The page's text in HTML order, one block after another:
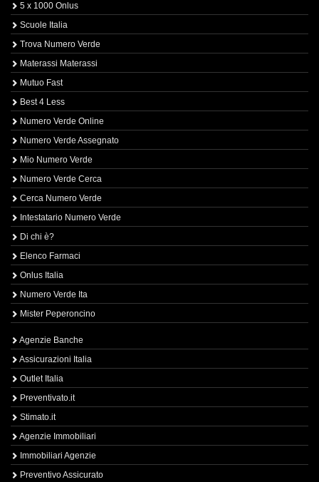
5 x 1000 Onlus
Scuole Italia
Trova Numero Verde
Materassi Materassi
Mutuo Fast
Best 4 Less
Numero Verde Online
Numero Verde Assegnato
Mio Numero Verde
Numero Verde Cerca
Cerca Numero Verde
Intestatario Numero Verde
Di chi è?
Elenco Farmaci
Onlus Italia
Numero Verde Ita
Mister Peperoncino
Agenzie Banche
Assicurazioni Italia
Outlet Italia
Preventivato.it
Stimato.it
Agenzie Immobiliari
Immobiliari Agenzie
Preventivo Assicurato